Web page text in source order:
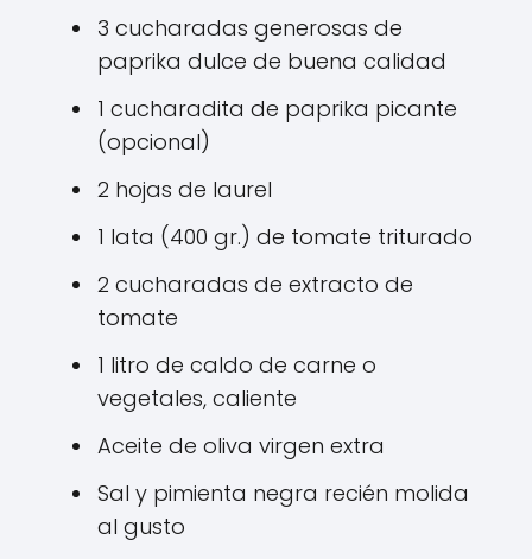
3 cucharadas generosas de
paprika dulce de buena calidad
1 cucharadita de paprika picante
(opcional)
2 hojas de laurel
1 lata (400 gr.) de tomate triturado
2 cucharadas de extracto de
tomate
1 litro de caldo de carne o
vegetales, caliente
Aceite de oliva virgen extra
Sal y pimienta negra recién molida
al gusto